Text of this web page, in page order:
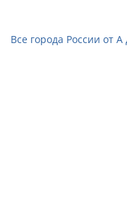
Все города России от А